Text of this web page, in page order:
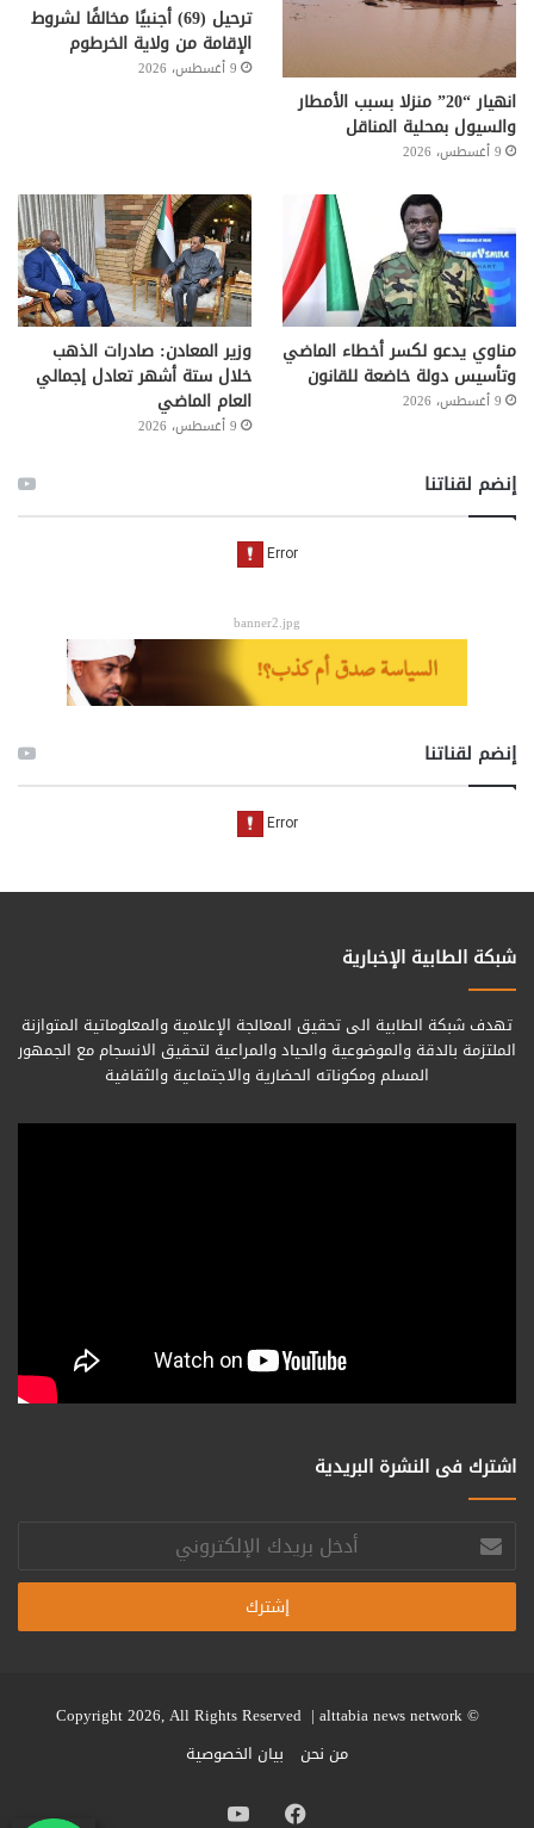
انهيار “20” منزلا بسبب الأمطار
والسيول بمحلية المناقل
9 أغسطس، 2026
ترحيل (69) أجنبيًا مخالفًا لشروط
الإقامة من ولاية الخرطوم
9 أغسطس، 2026
مناوي يدعو لكسر أخطاء الماضي
وتأسيس دولة خاضعة للقانون
9 أغسطس، 2026
وزير المعادن: صادرات الذهب
خلال ستة أشهر تعادل إجمالي
العام الماضي
9 أغسطس، 2026
إنضم لقناتنا
banner2.jpg
إنضم لقناتنا
شبكة الطابية الإخبارية
تهدف شبكة الطابية الى تحقيق المعالجة الإعلامية والمعلوماتية المتوازنة
الملتزمة بالدقة والموضوعية والحياد والمراعية لتحقيق الانسجام مع الجمهور
المسلم ومكوناته الحضارية والاجتماعية والثقافية
اشترك فى النشرة البريدية
أدخل
بريدك
الإلكتروني
© Copyright 2026, All Rights Reserved |
alttabia news network
من نحن
بيان الخصوصية
فيسبوك